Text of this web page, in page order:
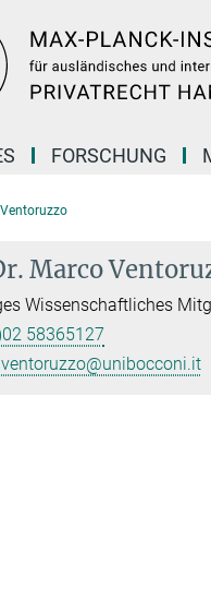
FORSCHUNG
Marco
Wissenschaftliches
58365127